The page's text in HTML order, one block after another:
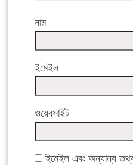
নাম
ইমেইল
ওয়েবসাইট
ইমেইল এবং অন্যান্য